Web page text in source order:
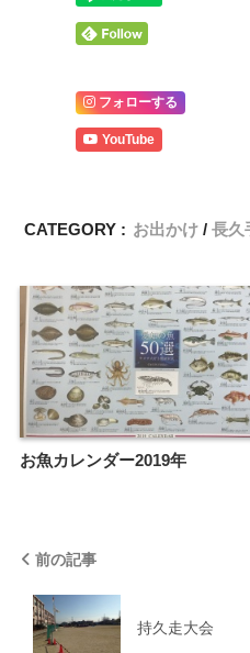
フォローする
YouTube
CATEGORY : お出かけ 長久
お魚カレンダー2019年
前の記事
持久走大会